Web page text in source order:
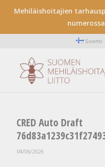
Mehiläishoitajien
Suomi
CRED Auto Draft
04/06/2026